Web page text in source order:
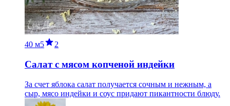
40 м5 2
Салат с мясом копченой индейки
За счет яблока салат получается сочным и нежным, а
сыр, мясо индейки и соус придают пикантности блюду.